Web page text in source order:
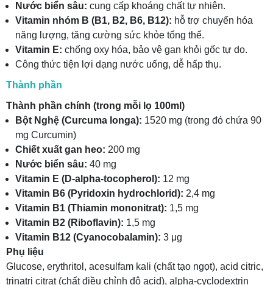
Nước biển sâu: cung cấp khoáng chất tự nhiên.
Vitamin nhóm B (B1, B2, B6, B12): hỗ trợ chuyển hóa
năng lượng, tăng cường sức khỏe tổng thể.
Vitamin E: chống oxy hóa, bảo vệ gan khỏi gốc tự do.
Công thức tiện lợi dạng nước uống, dễ hấp thụ.
Thành phần
Thành phần chính (trong mỗi lọ 100ml)
Bột Nghệ (Curcuma longa): 1520 mg (trong đó chứa 90
mg Curcumin)
Chiết xuất gan heo: 200 mg
Nước biển sâu: 40 mg
Vitamin E (D-alpha-tocopherol): 12 mg
Vitamin B6 (Pyridoxin hydrochlorid): 2,4 mg
Vitamin B1 (Thiamin mononitrat): 1,5 mg
Vitamin B2 (Riboflavin): 1,5 mg
Vitamin B12 (Cyanocobalamin): 3 μg
Phụ liệu
Glucose, erythritol, acesulfam kali (chất tạo ngọt), acid citric,
trinatri citrat (chất điều chỉnh độ acid), alpha-cyclodextrin